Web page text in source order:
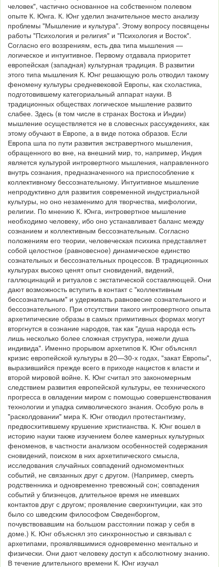
человек", частично основанное на собственном полевом
опыте К. Юнга. К. Юнг уделил значительное место анализу
проблемы "Мышление и культура". Этому вопросу посвящены
работы "Психология и религия" и "Психология и Восток".
Согласно его воззрениям, есть два типа мышления —
логическое и интуитивное. Первому отдавала приоритет
европейская (западная) культурная традиция. В развитии
этого типа мышления К. Юнг решающую роль отводил такому
феномену культуры средневековой Европы, как схоластика,
подготовившему категориальный аппарат науки. В
традиционных обществах логическое мышление развито
слабее. Здесь (в том числе в странах Востока и Индии)
мышление осуществляется не в словесных рассуждениях, как
этому обучают в Европе, а в виде потока образов. Если
Европа шла по пути развития экстравертного мышления,
обращенного во вне, на внешний мир, то, например, Индия
является культурой интровертного мышления, направленного
внутрь сознания, предназначенного на приспособление к
коллективному бессознательному. Интуитивное мышление
непродуктивно для развития современной индустриальной
культуры, но оно незаменимо для творчества, мифологии,
религии. По мнению К. Юнга, интровертное мышление
необходимо человеку, ибо оно устанавливает баланс между
сознанием и коллективным бессознательным. Согласно
положениям его теории, человеческая психика представляет
собой целостное (равновесное) динамическое единство
сознательных и бессознательных процессов. В традиционных
культурах высоко ценят опыт сновидений, видений,
галлюцинаций и ритуалов с экстатической составляющей. Они
дают возможность вступить в контакт с "коллективным
бессознательным" и удерживать равновесие сознательного и
бессознательного. При отсутствии такого интровертного опыта
архетипические образы в самых примитивных формах могут
вторгнутся в сознание народов, так как "душа народа есть
лишь несколько более сложная структура, нежели душа
индивида". Именно прорывом архетипов К. Юнг объяснял
кризис европейской культуры в 20—30-х годах, "закат Европы",
выразившийся прежде всего в приходе нацистов к власти и
второй мировой войне. К. Юнг считал это закономерным
следствием развития европейской культуры, ее технического
прогресса в овладении миром с помощью совершенствования
технологии и упадка символического знания. Особую роль в
"расколдовании" мира К. Юнг отводил протестантизму,
предвосхитившему крушение христианства. К. Юнг вошел в
историю науки также изучением более камерных культурных
феноменов, в частности анализом особенностей содержания
сновидений, поиском в них архетипического смысла,
исследования случайных совпадений одномоментных
событий, не связанных друг с другом. (Например, смерть
родственника и одновременно тревожный сон; совпадения
событий у близнецов, длительное время не имевших
контактов друг с другом; проявление сверхинтуиции, как это
было со шведским философом Сведенборгом,
почувствовавшим на большом расстоянии пожар у себя в
доме.) К. Юнг объяснял это синхронностью и связывал с
архетипами, проявлявшимися одновременно ментально и
физически. Они дают человеку доступ к абсолютному знанию.
В течение длительного времени К. Юнг изучал